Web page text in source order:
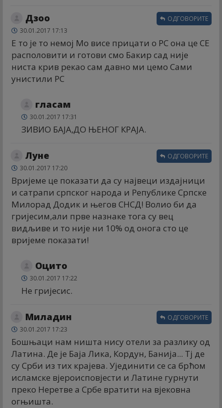
Дзоо
30.01.2017 17:13
Е то је то немој Мо висе прицати о РС она це СЕ
располовити и готови смо Бакир сад није
ниста крив рекао сам давно ми цемо Сами
унистили РС
ОДГОВОРИТЕ
гласам
30.01.2017 17:31
ЗИВИО БАЈА,ДО ЊЕНОГ КРАЈА.
Луне
30.01.2017 17:20
Вријеме це показати да су највеци издајници
и сатрапи српског народа и Републике Српске
Милорад Додик и његов СНСД! Волио би да
гријесим,али прве назнаке тога су вец
видљиве и то није ни 10% од онога сто це
вријеме показати!
ОДГОВОРИТЕ
Оцито
30.01.2017 17:22
Не гријесис.
Миладин
30.01.2017 17:23
Бошњаци нам ништа нису отели за разлику од
Латина. Де је Баја Лика, Кордун, Банија... Тј де
су Срби из тих крајева. Ујединити се са брћом
исламске вјероисповјести и Латине гурнути
преко Неретве а Србе вратити на вјековна
огњишта.
ОДГОВОРИТЕ